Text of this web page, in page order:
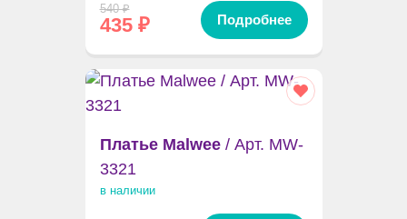
540₽
435₽ Подробнее
Платье Malwee/ Арт. MW-
3321
в наличии